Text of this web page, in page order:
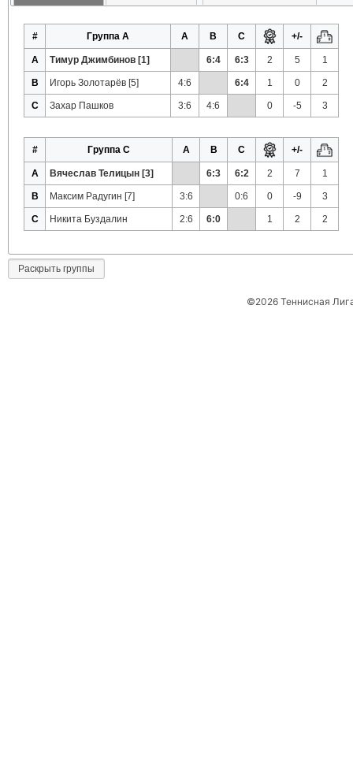
# Группа A A B C +/-
A Тимур Джимбинов [1] 6:4 6:3 2 5 1
B Игорь Золотарёв [5] 4:6 6:4 1 0 2
C Захар Пашков 3:6 4:6 0 -5 3
# Группа C A B C +/-
A Вячеслав Телицын [3] 6:3 6:2 2 7 1
B Максим Радугин [7] 3:6 0:6 0 -9 3
C Никита Буздалин 2:6 6:0 1 2 2
Раскрыть группы
©2026 Теннисная